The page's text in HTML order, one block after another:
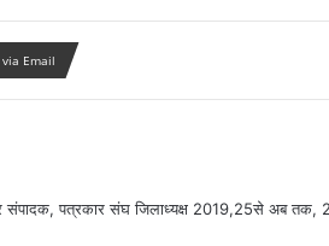
via Email
पत्रकार संघ जिलाध्यक्ष 2019,25से अब